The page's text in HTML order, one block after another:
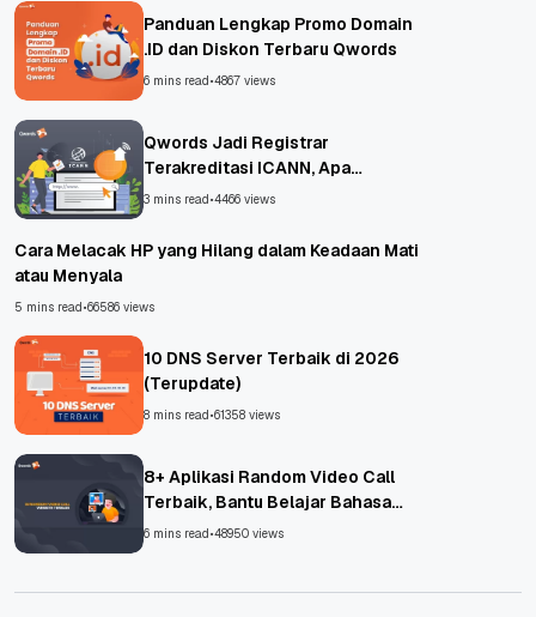
Panduan Lengkap Promo Domain
.ID dan Diskon Terbaru Qwords
6 mins read •4867 views
Qwords Jadi Registrar
Terakreditasi ICANN, Apa
Untungnya?
3 mins read •4466 views
Cara Melacak HP yang Hilang dalam Keadaan Mati
atau Menyala
5 mins read •66586 views
10 DNS Server Terbaik di 2026
(Terupdate)
8 mins read •61358 views
8+ Aplikasi Random Video Call
Terbaik, Bantu Belajar Bahasa
Asing!
6 mins read •48950 views